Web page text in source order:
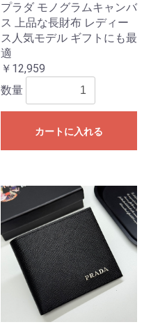
プラダ モノグラムキャンバ
ス 上品な長財布 レディー
ス人気モデル ギフトにも最
適
￥12,959
数量
カートに入れる